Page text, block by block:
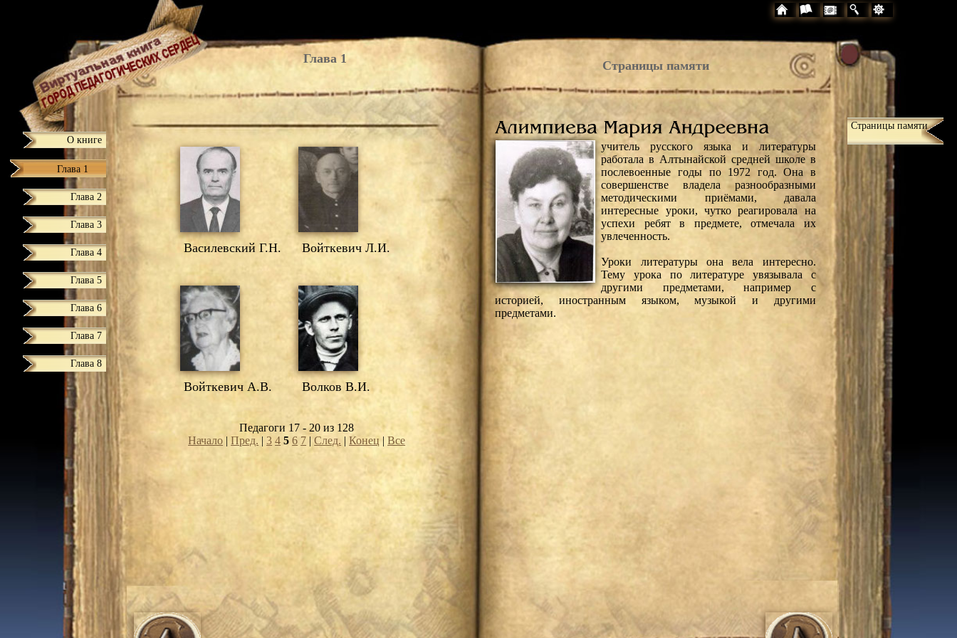
О книге
Глава 1
Глава 2
Глава 3
Глава 4
Глава 5
Глава 6
Глава 7
Глава 8
Глава 1
Василевский Г.Н. Войткевич Л.И.
Войткевич А.В. Волков В.И.
Педагоги 17 - 20 из 128
Начало |Пред. |3 4 5 6 7 |След. |Конец |Все
Страницы памяти
учитель русского языка и литературы
работала в Алтынайской средней школе в
послевоенные годы по 1972 год. Она в
совершенстве владела разнообразными
методическими приёмами, давала
интересные уроки, чутко реагировала на
успехи ребят в предмете, отмечала их
увлеченность.
Уроки литературы она вела интересно.
Тему урока по литературе увязывала с
другими предметами, например с
историей, иностранным языком, музыкой и другими
предметами.
Страницы памяти